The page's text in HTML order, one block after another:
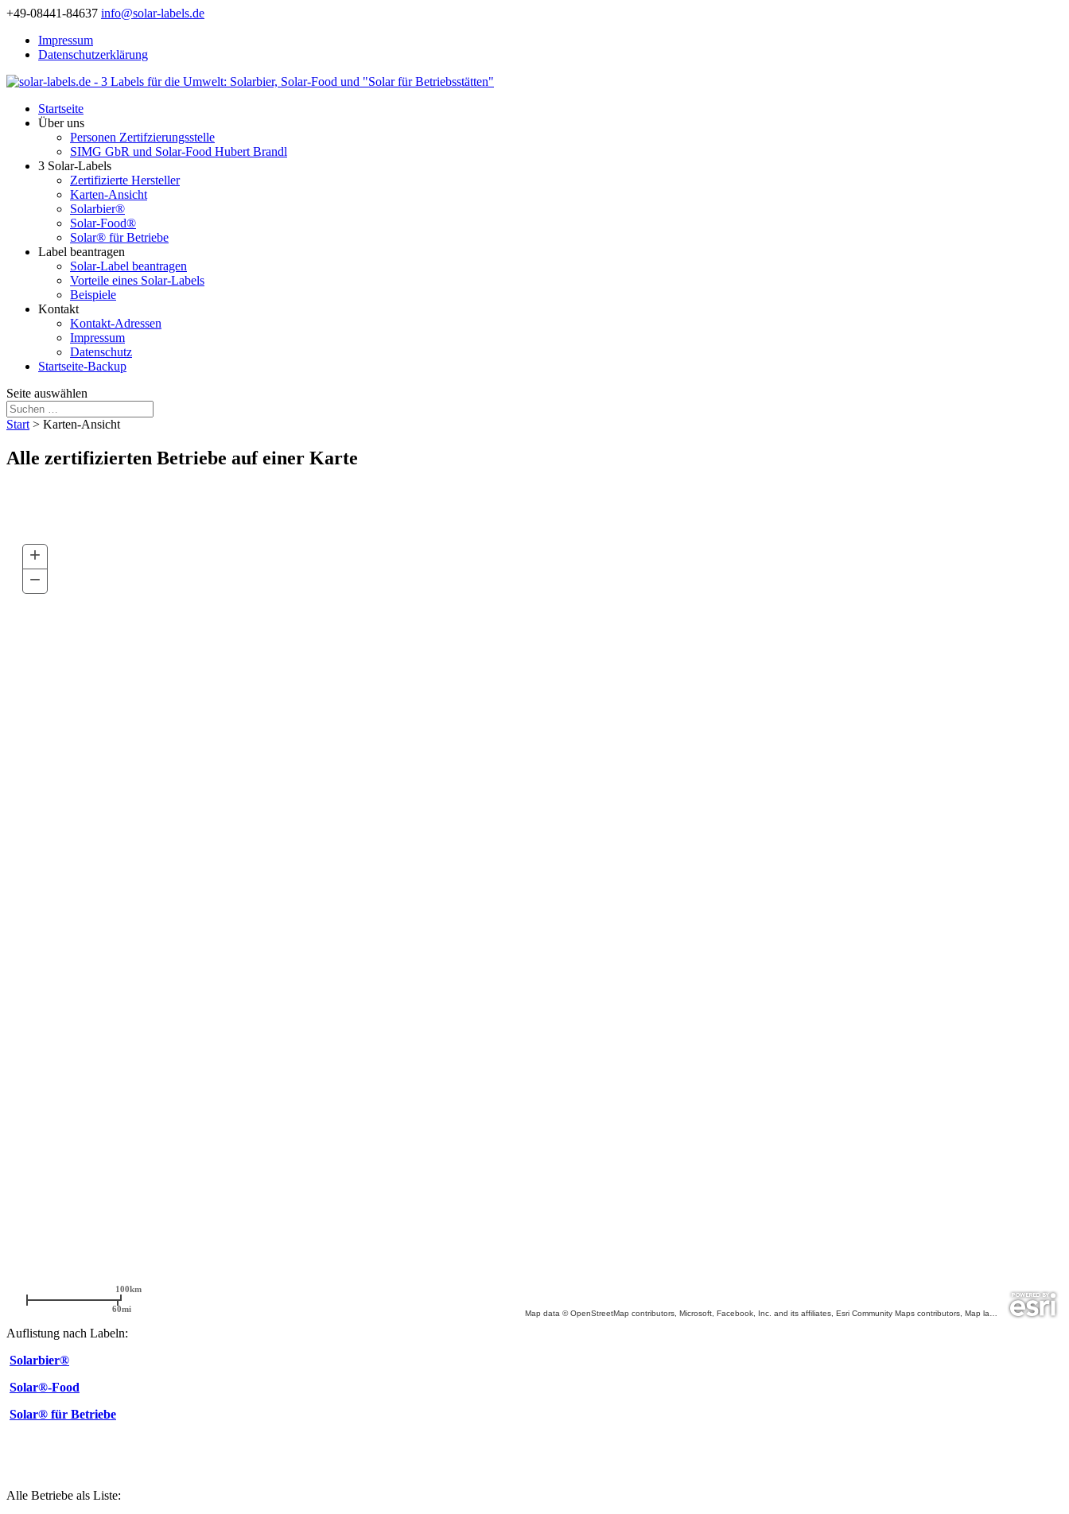
+49-08441-84637 info@solar-labels.de
Impressum
Datenschutzerklärung
Startseite
Über uns
Personen Zertifzierungsstelle
SIMG GbR und Solar-Food Hubert Brandl
3 Solar-Labels
Zertifizierte Hersteller
Karten-Ansicht
Solarbier®
Solar-Food®
Solar® für Betriebe
Label beantragen
Solar-Label beantragen
Vorteile eines Solar-Labels
Beispiele
Kontakt
Kontakt-Adressen
Impressum
Datenschutz
Startseite-Backup
Seite auswählen
Start > Karten-Ansicht
Alle zertifizierten Betriebe auf einer Karte
Auflistung nach Labeln:
Solarbier®
Solar®-Food
Solar® für Betriebe
Alle Betriebe als Liste: